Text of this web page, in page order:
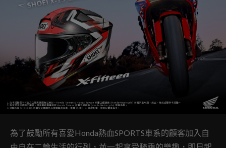
為了鼓勵所有喜愛Honda熱血SPORTS車系的顧客加入自